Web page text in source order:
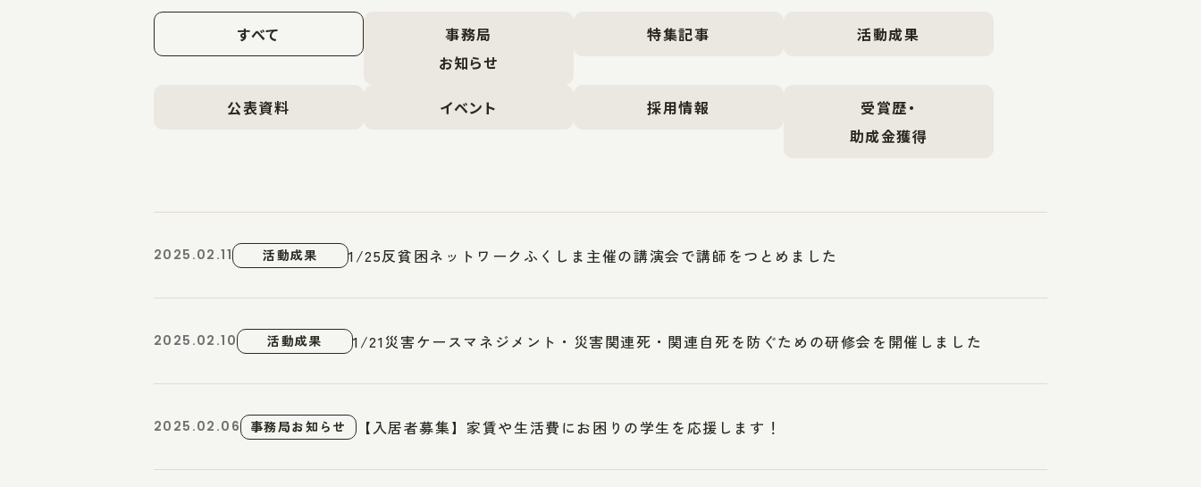
すべて
事務局
お知らせ
特集記事 活動成果
公表資料 イベント 採用情報
受賞歴・
助成金獲得
2025.02.11 活動成果 1/25反貧困ネットワークふくしま主催の講演会で講師をつとめました
2025.02.10 活動成果 1/21災害ケースマネジメント・災害関連死・関連自死を防ぐための研修会を開催しました
2025.02.06 事務局お知らせ 【入居者募集】家賃や生活費にお困りの学生を応援します！